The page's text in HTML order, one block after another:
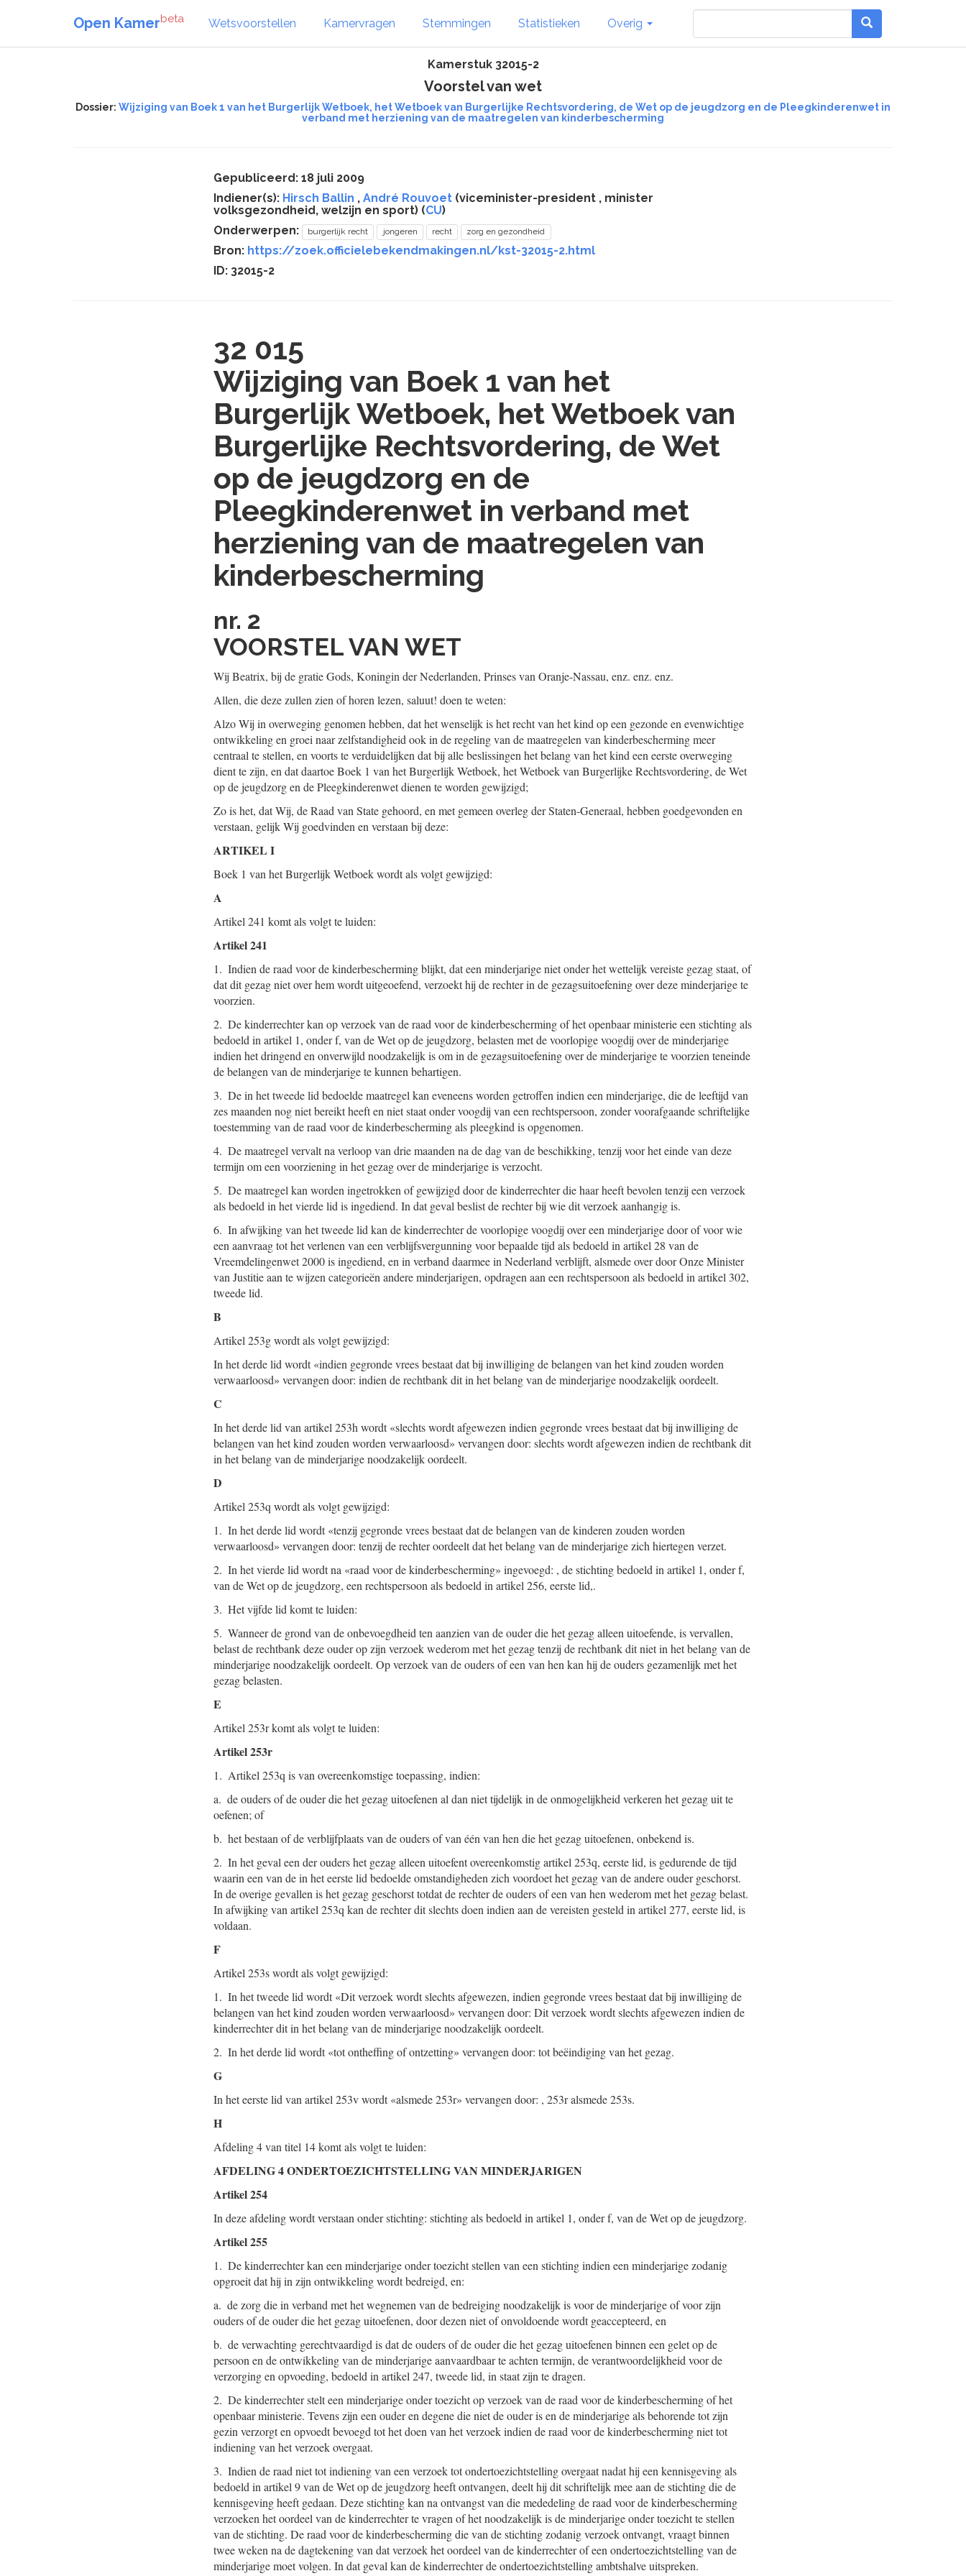
Open Kamerbeta Wetsvoorstellen Kamervragen Stemmingen Statistieken Overig
Kamerstuk 32015-2
Voorstel van wet
Dossier: Wijziging van Boek 1 van het Burgerlijk Wetboek, het Wetboek van Burgerlijke Rechtsvordering, de Wet op de jeugdzorg en de Pleegkinderenwet in
verband met herziening van de maatregelen van kinderbescherming
Gepubliceerd: 18 juli 2009
Indiener(s): Hirsch Ballin , André Rouvoet (viceminister-president , minister
volksgezondheid, welzijn en sport) (CU)
Onderwerpen:
burgerlijk recht jongeren recht zorg en gezondheid
Bron: https://zoek.officielebekendmakingen.nl/kst-32015-2.html
ID: 32015-2
32 015
Wijziging van Boek 1 van het
Burgerlijk Wetboek, het Wetboek van
Burgerlijke Rechtsvordering, de Wet
op de jeugdzorg en de
Pleegkinderenwet in verband met
herziening van de maatregelen van
kinderbescherming
nr. 2
VOORSTEL VAN WET
Wij Beatrix, bij de gratie Gods, Koningin der Nederlanden, Prinses van Oranje-Nassau, enz. enz. enz.
Allen, die deze zullen zien of horen lezen, saluut! doen te weten:
Alzo Wij in overweging genomen hebben, dat het wenselijk is het recht van het kind op een gezonde en evenwichtige
ontwikkeling en groei naar zelfstandigheid ook in de regeling van de maatregelen van kinderbescherming meer
centraal te stellen, en voorts te verduidelijken dat bij alle beslissingen het belang van het kind een eerste overweging
dient te zijn, en dat daartoe Boek 1 van het Burgerlijk Wetboek, het Wetboek van Burgerlijke Rechtsvordering, de Wet
op de jeugdzorg en de Pleegkinderenwet dienen te worden gewijzigd;
Zo is het, dat Wij, de Raad van State gehoord, en met gemeen overleg der Staten-Generaal, hebben goedgevonden en
verstaan, gelijk Wij goedvinden en verstaan bij deze:
ARTIKEL I
Boek 1 van het Burgerlijk Wetboek wordt als volgt gewijzigd:
A
Artikel 241 komt als volgt te luiden:
Artikel 241
1. Indien de raad voor de kinderbescherming blijkt, dat een minderjarige niet onder het wettelijk vereiste gezag staat, of
dat dit gezag niet over hem wordt uitgeoefend, verzoekt hij de rechter in de gezagsuitoefening over deze minderjarige te
voorzien.
2. De kinderrechter kan op verzoek van de raad voor de kinderbescherming of het openbaar ministerie een stichting als
bedoeld in artikel 1, onder f, van de Wet op de jeugdzorg, belasten met de voorlopige voogdij over de minderjarige
indien het dringend en onverwijld noodzakelijk is om in de gezagsuitoefening over de minderjarige te voorzien teneinde
de belangen van de minderjarige te kunnen behartigen.
3. De in het tweede lid bedoelde maatregel kan eveneens worden getroffen indien een minderjarige, die de leeftijd van
zes maanden nog niet bereikt heeft en niet staat onder voogdij van een rechtspersoon, zonder voorafgaande schriftelijke
toestemming van de raad voor de kinderbescherming als pleegkind is opgenomen.
4. De maatregel vervalt na verloop van drie maanden na de dag van de beschikking, tenzij voor het einde van deze
termijn om een voorziening in het gezag over de minderjarige is verzocht.
5. De maatregel kan worden ingetrokken of gewijzigd door de kinderrechter die haar heeft bevolen tenzij een verzoek
als bedoeld in het vierde lid is ingediend. In dat geval beslist de rechter bij wie dit verzoek aanhangig is.
6. In afwijking van het tweede lid kan de kinderrechter de voorlopige voogdij over een minderjarige door of voor wie
een aanvraag tot het verlenen van een verblijfsvergunning voor bepaalde tijd als bedoeld in artikel 28 van de
Vreemdelingenwet 2000 is ingediend, en in verband daarmee in Nederland verblijft, alsmede over door Onze Minister
van Justitie aan te wijzen categorieën andere minderjarigen, opdragen aan een rechtspersoon als bedoeld in artikel 302,
tweede lid.
B
Artikel 253g wordt als volgt gewijzigd:
In het derde lid wordt «indien gegronde vrees bestaat dat bij inwilliging de belangen van het kind zouden worden
verwaarloosd» vervangen door: indien de rechtbank dit in het belang van de minderjarige noodzakelijk oordeelt.
C
In het derde lid van artikel 253h wordt «slechts wordt afgewezen indien gegronde vrees bestaat dat bij inwilliging de
belangen van het kind zouden worden verwaarloosd» vervangen door: slechts wordt afgewezen indien de rechtbank dit
in het belang van de minderjarige noodzakelijk oordeelt.
D
Artikel 253q wordt als volgt gewijzigd:
1. In het derde lid wordt «tenzij gegronde vrees bestaat dat de belangen van de kinderen zouden worden
verwaarloosd» vervangen door: tenzij de rechter oordeelt dat het belang van de minderjarige zich hiertegen verzet.
2. In het vierde lid wordt na «raad voor de kinderbescherming» ingevoegd: , de stichting bedoeld in artikel 1, onder f,
van de Wet op de jeugdzorg, een rechtspersoon als bedoeld in artikel 256, eerste lid,.
3. Het vijfde lid komt te luiden:
5. Wanneer de grond van de onbevoegdheid ten aanzien van de ouder die het gezag alleen uitoefende, is vervallen,
belast de rechtbank deze ouder op zijn verzoek wederom met het gezag tenzij de rechtbank dit niet in het belang van de
minderjarige noodzakelijk oordeelt. Op verzoek van de ouders of een van hen kan hij de ouders gezamenlijk met het
gezag belasten.
E
Artikel 253r komt als volgt te luiden:
Artikel 253r
1. Artikel 253q is van overeenkomstige toepassing, indien:
a. de ouders of de ouder die het gezag uitoefenen al dan niet tijdelijk in de onmogelijkheid verkeren het gezag uit te
oefenen; of
b. het bestaan of de verblijfplaats van de ouders of van één van hen die het gezag uitoefenen, onbekend is.
2. In het geval een der ouders het gezag alleen uitoefent overeenkomstig artikel 253q, eerste lid, is gedurende de tijd
waarin een van de in het eerste lid bedoelde omstandigheden zich voordoet het gezag van de andere ouder geschorst.
In de overige gevallen is het gezag geschorst totdat de rechter de ouders of een van hen wederom met het gezag belast.
In afwijking van artikel 253q kan de rechter dit slechts doen indien aan de vereisten gesteld in artikel 277, eerste lid, is
voldaan.
F
Artikel 253s wordt als volgt gewijzigd:
1. In het tweede lid wordt «Dit verzoek wordt slechts afgewezen, indien gegronde vrees bestaat dat bij inwilliging de
belangen van het kind zouden worden verwaarloosd» vervangen door: Dit verzoek wordt slechts afgewezen indien de
kinderrechter dit in het belang van de minderjarige noodzakelijk oordeelt.
2. In het derde lid wordt «tot ontheffing of ontzetting» vervangen door: tot beëindiging van het gezag.
G
In het eerste lid van artikel 253v wordt «alsmede 253r» vervangen door: , 253r alsmede 253s.
H
Afdeling 4 van titel 14 komt als volgt te luiden:
AFDELING 4 ONDERTOEZICHTSTELLING VAN MINDERJARIGEN
Artikel 254
In deze afdeling wordt verstaan onder stichting: stichting als bedoeld in artikel 1, onder f, van de Wet op de jeugdzorg.
Artikel 255
1. De kinderrechter kan een minderjarige onder toezicht stellen van een stichting indien een minderjarige zodanig
opgroeit dat hij in zijn ontwikkeling wordt bedreigd, en:
a. de zorg die in verband met het wegnemen van de bedreiging noodzakelijk is voor de minderjarige of voor zijn
ouders of de ouder die het gezag uitoefenen, door dezen niet of onvoldoende wordt geaccepteerd, en
b. de verwachting gerechtvaardigd is dat de ouders of de ouder die het gezag uitoefenen binnen een gelet op de
persoon en de ontwikkeling van de minderjarige aanvaardbaar te achten termijn, de verantwoordelijkheid voor de
verzorging en opvoeding, bedoeld in artikel 247, tweede lid, in staat zijn te dragen.
2. De kinderrechter stelt een minderjarige onder toezicht op verzoek van de raad voor de kinderbescherming of het
openbaar ministerie. Tevens zijn een ouder en degene die niet de ouder is en de minderjarige als behorende tot zijn
gezin verzorgt en opvoedt bevoegd tot het doen van het verzoek indien de raad voor de kinderbescherming niet tot
indiening van het verzoek overgaat.
3. Indien de raad niet tot indiening van een verzoek tot ondertoezichtstelling overgaat nadat hij een kennisgeving als
bedoeld in artikel 9 van de Wet op de jeugdzorg heeft ontvangen, deelt hij dit schriftelijk mee aan de stichting die de
kennisgeving heeft gedaan. Deze stichting kan na ontvangst van die mededeling de raad voor de kinderbescherming
verzoeken het oordeel van de kinderrechter te vragen of het noodzakelijk is de minderjarige onder toezicht te stellen
van de stichting. De raad voor de kinderbescherming die van de stichting zodanig verzoek ontvangt, vraagt binnen
twee weken na de dagtekening van dat verzoek het oordeel van de kinderrechter of een ondertoezichtstelling van de
minderjarige moet volgen. In dat geval kan de kinderrechter de ondertoezichtstelling ambtshalve uitspreken.